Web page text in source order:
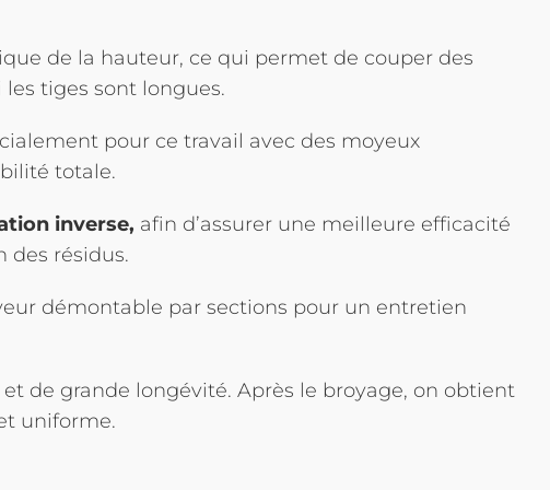
de la hauteur, ce qui permet de couper des
les tiges sont longues.
pour ce travail avec des moyeux
totale.
inverse, afin d’assurer une meilleure efficacité
des résidus.
démontable par sections pour un entretien
et de grande longévité. Après le broyage, on obtient
uniforme.